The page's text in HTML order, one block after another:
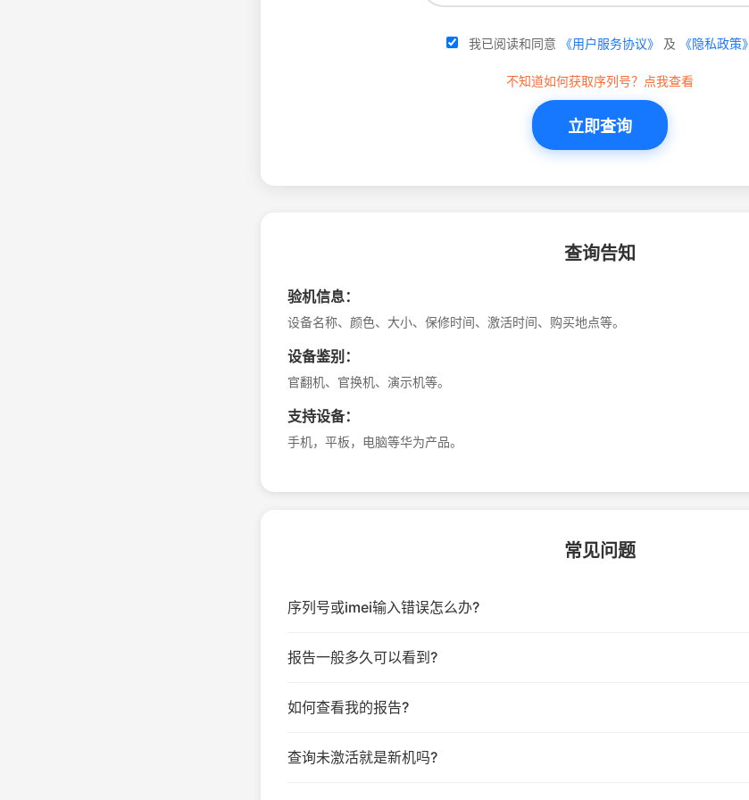
我已阅读和同意 《用户服务协议》 及 《隐私政策》
不知道如何获取序列号？点我查看
立即查询
查询告知
验机信息：
设备名称、颜色、大小、保修时间、激活时间、购买地点等。
设备鉴别：
官翻机、官换机、演示机等。
支持设备：
手机，平板，电脑等华为产品。
常见问题
序列号或imei输入错误怎么办?
报告一般多久可以看到?
如何查看我的报告?
查询未激活就是新机吗?
速度很快，几秒钟就出结果了